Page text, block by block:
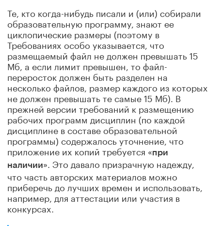
Те, кто когда-нибудь писали и (или) собирали
образовательную программу, знают ее
циклопические размеры (поэтому в
Требованиях особо указывается, что
размещаемый файл не должен превышать 15
Мб, а если лимит превышен, то файл-
переросток должен быть разделен на
несколько файлов, размер каждого из которых
не должен превышать те самые 15 Мб). В
прежней версии требований к размещению
рабочих программ дисциплин (по каждой
дисциплине в составе образовательной
программы) содержалось уточнение, что
приложение их копий требуется «при
наличии». Это давало призрачную надежду,
что часть авторских материалов можно
приберечь до лучших времен и использовать,
например, для аттестации или участия в
конкурсах.